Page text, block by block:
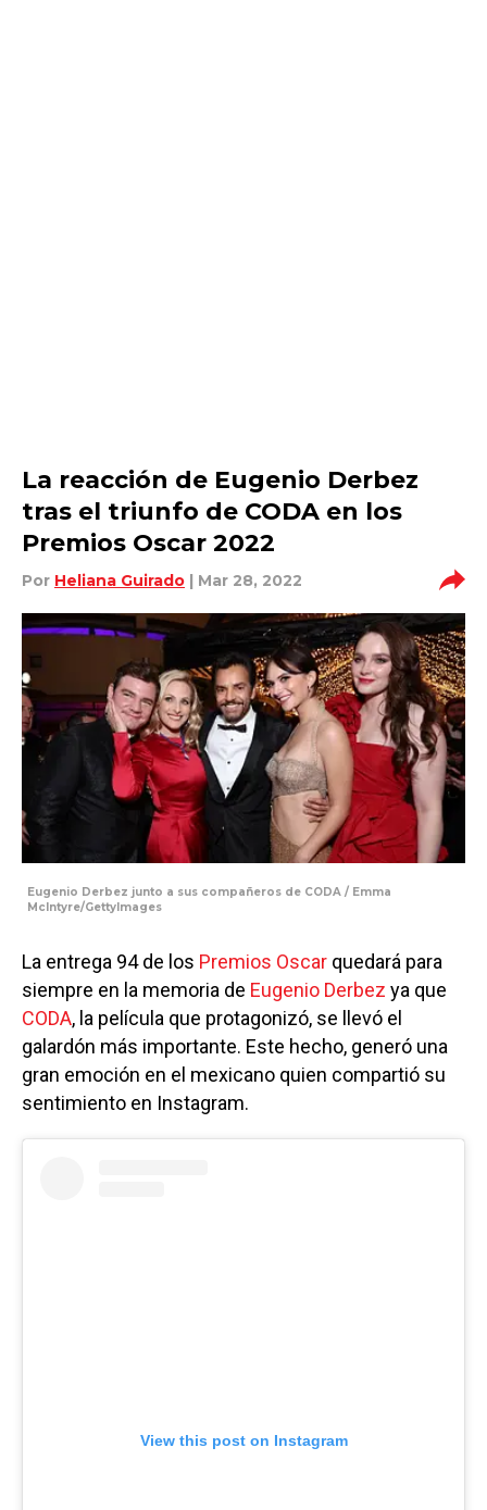
La reacción de Eugenio Derbez
tras el triunfo de CODA en los
Premios Oscar 2022
Por Heliana Guirado | Mar 28, 2022
Eugenio Derbez junto a sus compañeros de CODA / Emma
McIntyre/GettyImages
La entrega 94 de los Premios Oscar quedará para
siempre en la memoria de Eugenio Derbez ya que
CODA, la película que protagonizó, se llevó el
galardón más importante. Este hecho, generó una
gran emoción en el mexicano quien compartió su
sentimiento en Instagram.
View this post on Instagram